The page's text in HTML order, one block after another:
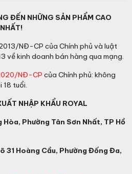
ĐẾN NHỮNG SẢN PHẨM CAO
NĐ-CP của Chính phủ và luật
về kinh doanh bán hàng qua mạng.
NĐ-CP của Chính phủ: không
18 tuổi.
NHẬP KHẨU ROYAL
Hòa, Phường Tân Sơn Nhất, TP Hồ
31 Hoàng Cầu, Phường Đống Đa,